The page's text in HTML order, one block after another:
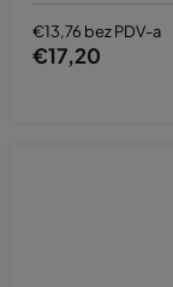
€13,76 bez PDV-a
€17,20